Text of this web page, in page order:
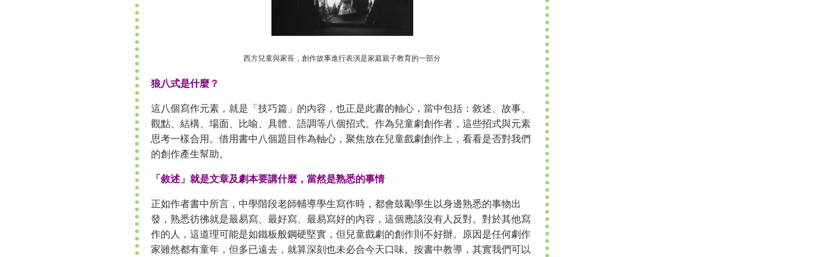
西方兒童與家長，創作故事進行表演是家庭親子教育的一部分
狼八式是什麼？
這八個寫作元素，就是「技巧篇」的內容，也正是此書的軸心，當中包括：敘述、故事、
觀點、結構、場面、比喻、具體、語調等八個招式。作為兒童劇創作者，這些招式與元素
思考一樣合用。借用書中八個題目作為軸心，聚焦放在兒童戲劇創作上，看看是否對我們
的創作產生幫助。
「敘述」就是文章及劇本要講什麼，當然是熟悉的事情
正如作者書中所言，中學階段老師輔導學生寫作時，都會鼓勵學生以身邊熟悉的事物出
發，熟悉彷彿就是最易寫、最好寫、最易寫好的內容，這個應該沒有人反對。對於其他寫
作的人，這道理可能是如鐵板般鋼硬堅實，但兒童戲劇的創作則不好辦。原因是任何劇作
家雖然都有童年，但多已遠去，就算深刻也未必合今天口味。按書中教導，其實我們可以